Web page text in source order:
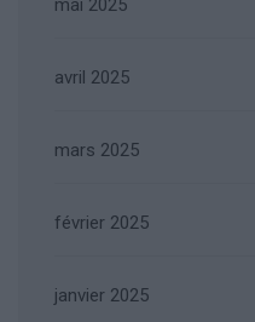
mai 2025
avril 2025
mars 2025
février 2025
janvier 2025